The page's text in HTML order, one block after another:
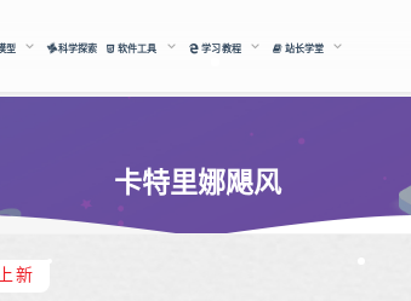
型 科学探索 软件工具 学习教程 站长学堂
卡特里娜飓风
新